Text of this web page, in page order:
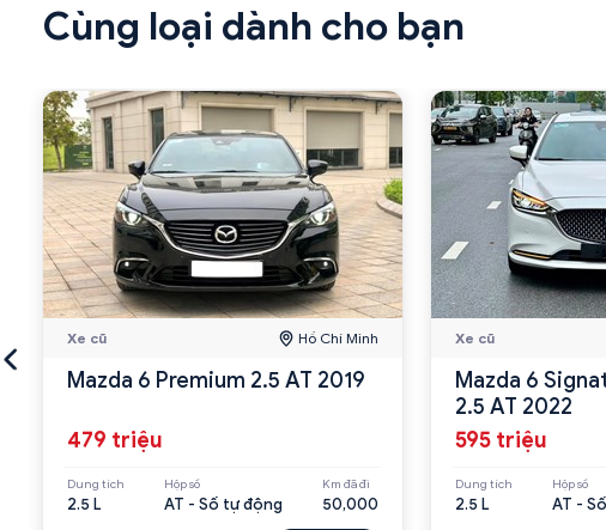
Cùng loại dành cho bạn
Xe cũ Hồ Chí Minh
Mazda 6 Premium 2.5 AT 2019
479 triệu
Dung tích
2.5 L
Hộp số
AT - Số tự động
Km đã đi
50,000
Xe cũ
Mazda 6
2.5 AT 2022
595 triệu
Dung tích
2.5 L
Hộp số
AT -